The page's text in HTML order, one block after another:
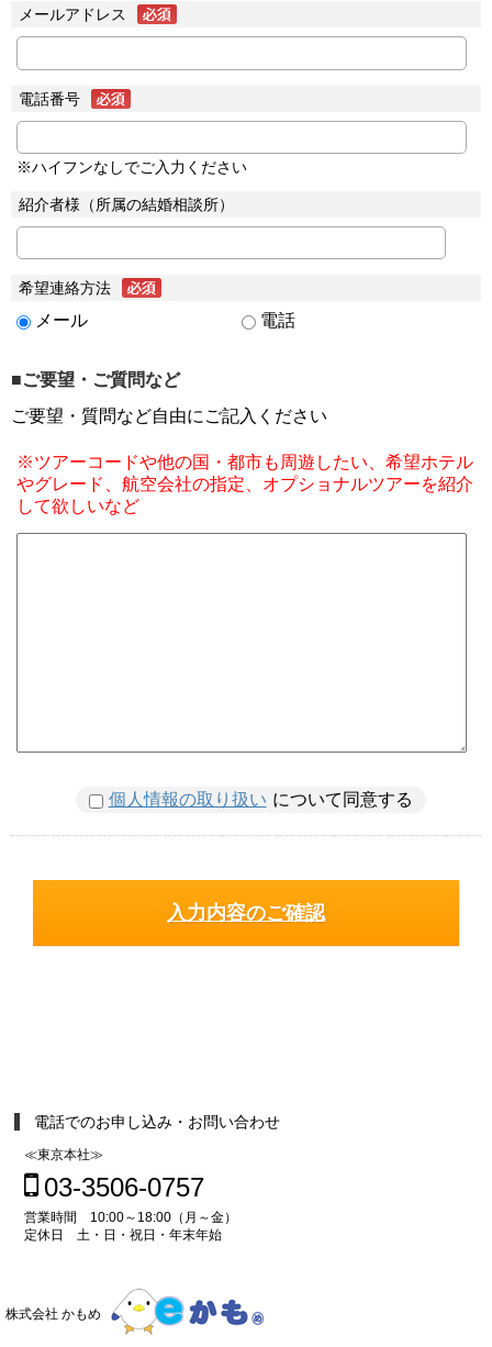
メールアドレス
電話番号
※ハイフンなしでご入力ください
紹介者様（所属の結婚相談所）
希望連絡方法
メール 電話
■ご要望・ご質問など
ご要望・質問など自由にご記入ください
※ツアーコードや他の国・都市も周遊したい、希望ホテル
やグレード、航空会社の指定、オプショナルツアーを紹介
して欲しいなど
個人情報の取り扱い について同意する
電話でのお申し込み・お問い合わせ
≪東京本社≫
03-3506-0757
営業時間 10:00～18:00（月～金）
定休日 土・日・祝日・年末年始
株式会社 かもめ